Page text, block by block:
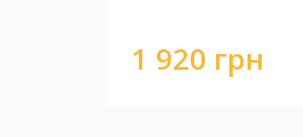
1 920 грн